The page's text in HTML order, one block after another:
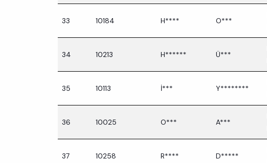
33 10184 H**** O***
34 10213 H****** Ü***
35 10113 İ*** Y********
36 10025 O*** A***
37 10258 R**** D*****